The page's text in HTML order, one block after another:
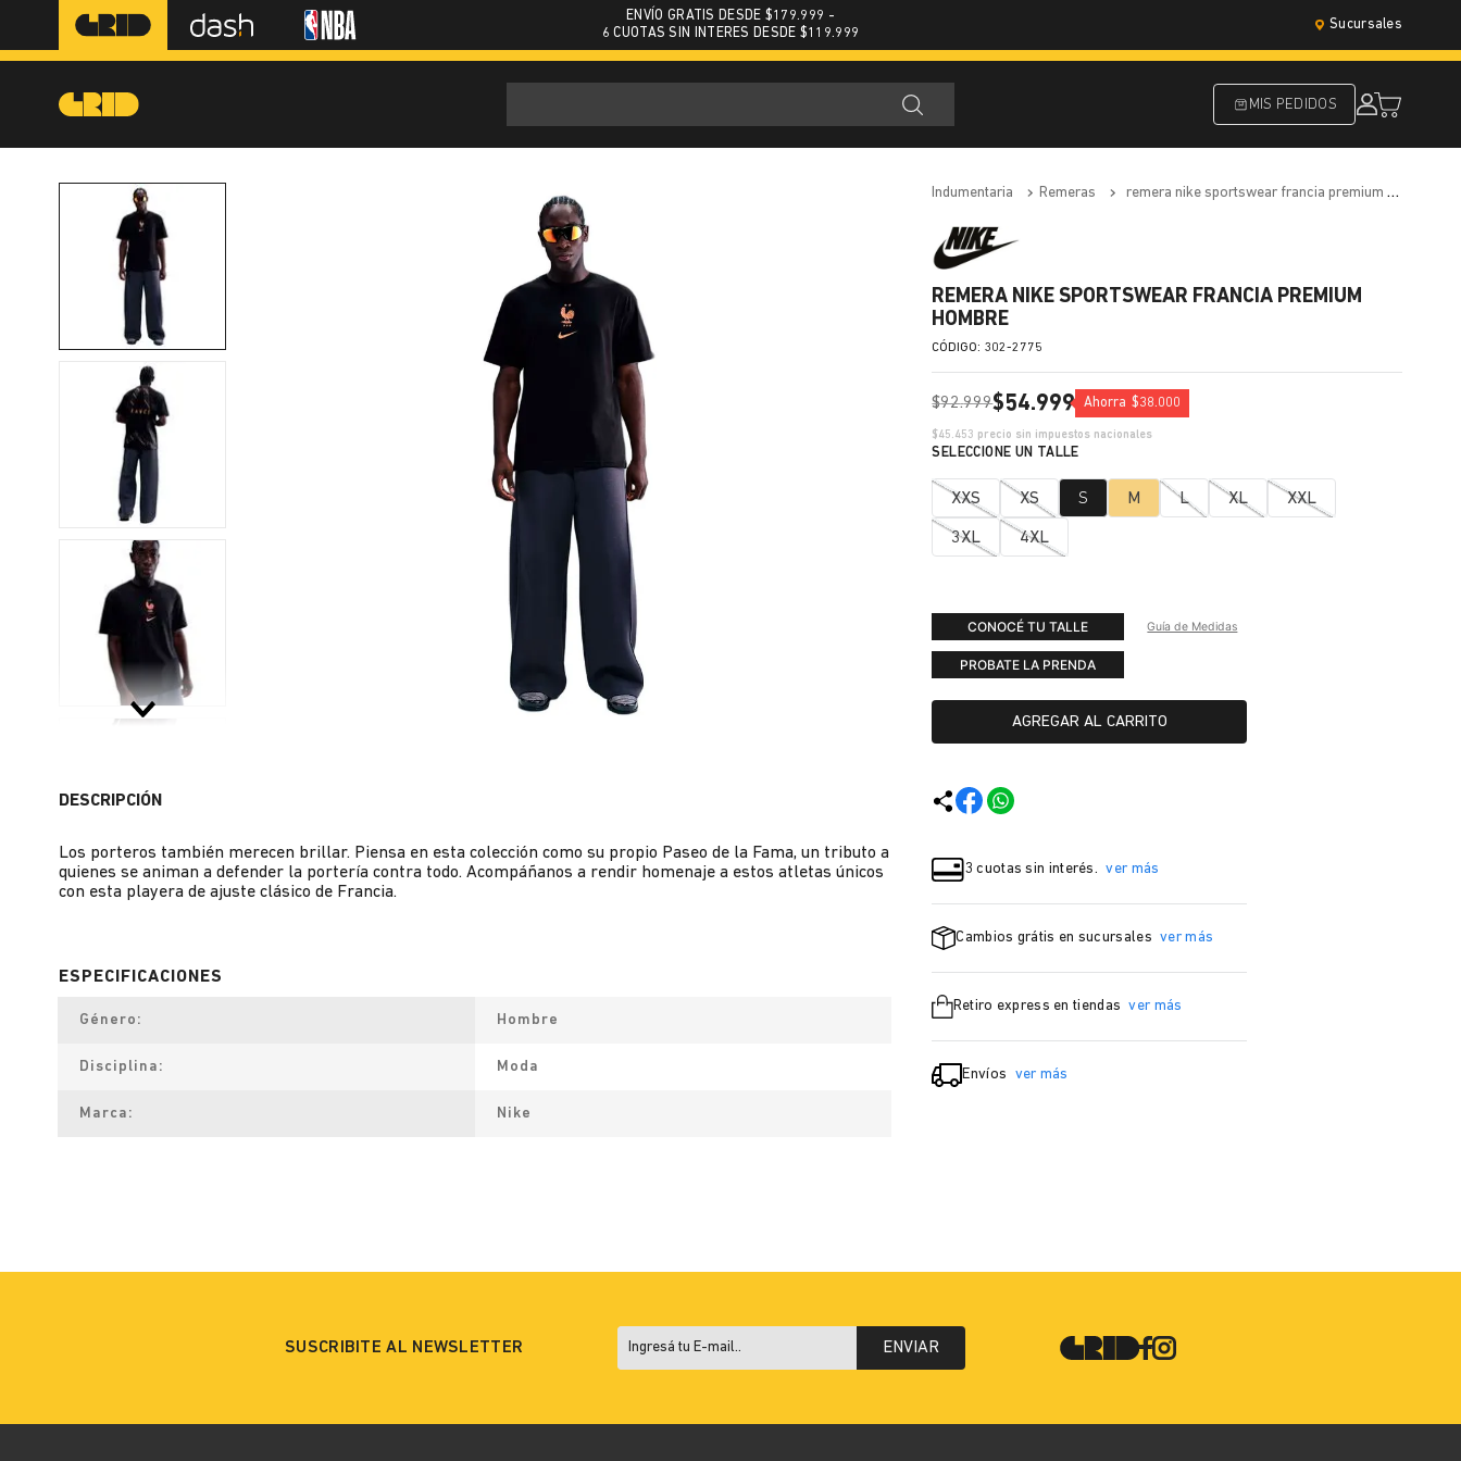
ENVÍO GRATIS DESDE $179.999 -
6 CUOTAS SIN INTERES DESDE $119.999
Sucursales
MIS PEDIDOS
DESCRIPCIÓN
Los porteros también merecen brillar. Piensa en esta colección como su propio Paseo de la Fama, un tributo a
quienes se animan a defender la portería contra todo. Acompáñanos a rendir homenaje a estos atletas únicos
con esta playera de ajuste clásico de Francia.
Género Hombre
Disciplina Moda
Marca Nike
indumentaria remeras remera nike sportswear francia premium hombre
REMERA NIKE SPORTSWEAR FRANCIA PREMIUM
HOMBRE
: 302-2775
$92.999$54.999 Ahorra $38.000
$45.453 precio sin impuestos nacionales
XXS XS S M L XL XXL
3XL 4XL
CONOCÉ TU TALLE Guía de Medidas
PROBATE LA PRENDA
AGREGAR AL CARRITO
3 cuotas sin interés. ver más
Cambios grátis en sucursales ver más
Retiro express en tiendas ver más
Envíos ver más
SUSCRIBITE AL NEWSLETTER ENVIAR